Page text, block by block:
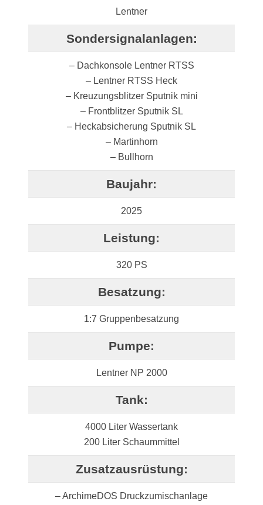
Lentner
Sondersignalanlagen:
– Dachkonsole Lentner RTSS
– Lentner RTSS Heck
– Kreuzungsblitzer Sputnik mini
– Frontblitzer Sputnik SL
– Heckabsicherung Sputnik SL
– Martinhorn
– Bullhorn
Baujahr:
2025
Leistung:
320 PS
Besatzung:
1:7 Gruppenbesatzung
Pumpe:
Lentner NP 2000
Tank:
4000 Liter Wassertank
200 Liter Schaummittel
Zusatzausrüstung:
– ArchimeDOS Druckzumischanlage